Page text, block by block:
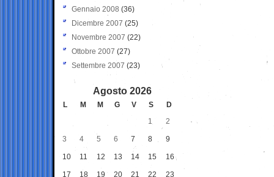
Gennaio 2008 (36)
Dicembre 2007 (25)
Novembre 2007 (22)
Ottobre 2007 (27)
Settembre 2007 (23)
Agosto 2026
L M M G V S
D
1
2
3 4 5 6 7 8 9
10 11 12 13 14 15 16
17 18 19 20 21 22 23